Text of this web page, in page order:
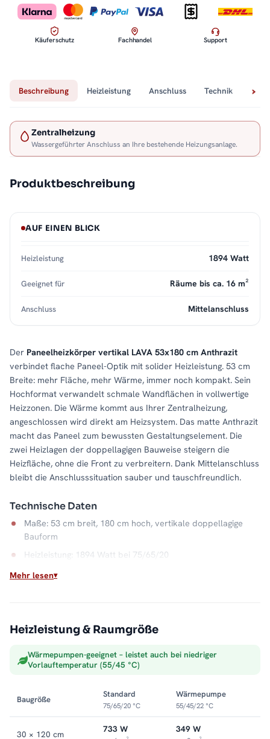
Käuferschutz Fachhandel Support
Beschreibung Heizleistung Anschluss Technik
Zentralheizung
Wassergeführter Anschluss an Ihre bestehende Heizungsanlage.
Produktbeschreibung
Der Paneelheizkörper vertikal LAVA 53x180 cm Anthrazit
verbindet flache Paneel-Optik mit solider Heizleistung. 53 cm
Breite: mehr Fläche, mehr Wärme, immer noch kompakt. Sein
Hochformat verwandelt schmale Wandflächen in vollwertige
Heizzonen. Die Wärme kommt aus Ihrer Zentralheizung,
angeschlossen wird direkt am Heizsystem. Das matte Anthrazit
macht das Paneel zum bewussten Gestaltungselement. Die
zwei Heizlagen der doppellagigen Bauweise steigern die
Heizfläche, ohne die Front zu verbreitern. Dank Mittelanschluss
bleibt die Anschlusssituation sauber und tauschfreundlich.
Technische Daten
Maße: 53 cm breit, 180 cm hoch, vertikale doppellagige
Bauform
Heizleistung: 1894 Watt bei 75/65/20
Material: Stahl, Farbe Anthrazit
Max. Betriebsdruck: 5 bar
Wärme fürs Wohnen
flache Wärmequellen. Die 180er-Höhe macht ihn zur
Ausführungen finden Sie in der Kategorie
Vertikal-Heizkörper
AUF EINEN BLICK
Heizleistung 1894 Watt
Geeignet für Räume bis ca. 16 m²
Anschluss Mittelanschluss
Mehr lesen
Heizleistung & Raumgröße
Wärmepumpen-geeignet – leistet auch bei niedriger
Vorlauftemperatur (55/45 °C)
Baugröße
Standard
75/65/20 °C
Wärmepumpe
55/45/22 °C
30 × 120 cm 733 W 349 W